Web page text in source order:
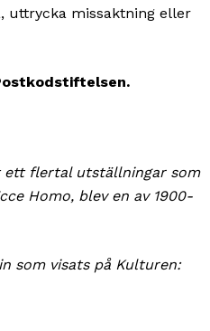
uttrycka missaktning eller
ett flertal utställningar som
Homo, blev en av 1900-
som visats på Kulturen: